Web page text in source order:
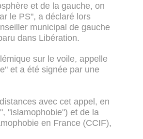
et de la gauche, on
le PS", a déclaré lors
municipal de gauche
dans Libération.
sur le voile, appelle
et a été signée par une
avec cet appel, en
"islamophobie") et de la
en France (CCIF),